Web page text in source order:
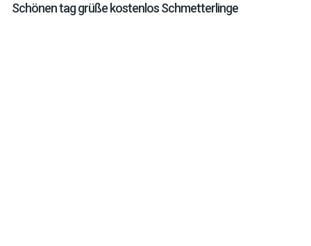
Schönen tag grüße kostenlos Schmetterlinge